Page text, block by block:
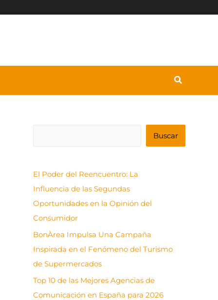
c
a
r
Buscar
El Poder del Reencuentro: La
Influencia de las Segundas
Oportunidades en la Opinión del
Consumidor
BonÀrea Impulsa Una Campaña
Inspirada en el Fenómeno del Turismo
de Supermercados
Top 10 de las Mejores Agencias de
Comunicación en España para 2026